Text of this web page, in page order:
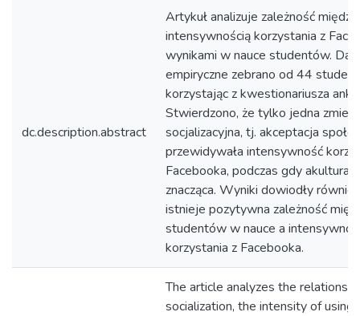
dc.description.abstract
Artykuł analizuje zależność
intensywnością korzystania z
wynikami w nauce studentów.
empiryczne zebrano od 44
korzystając z kwestionariusza
Stwierdzono, że tylko jedna
socjalizacyjna, tj. akceptacja
przewidywała intensywność
Facebooka, podczas gdy
znacząca. Wyniki dowiodły
istnieje pozytywna zależność
studentów w nauce a
korzystania z Facebooka.
The article analyzes the
socialization, the intensity of using